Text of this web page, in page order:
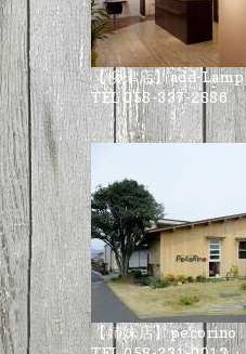
【柳津店】add-Lamp
TEL 058-337-2886
【姉妹店】pecorino